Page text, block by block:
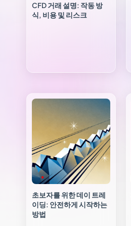
CFD 거래 설명: 작동 방
식, 비용 및 리스크
초보자를 위한 데이 트레
이딩: 안전하게 시작하는
방법